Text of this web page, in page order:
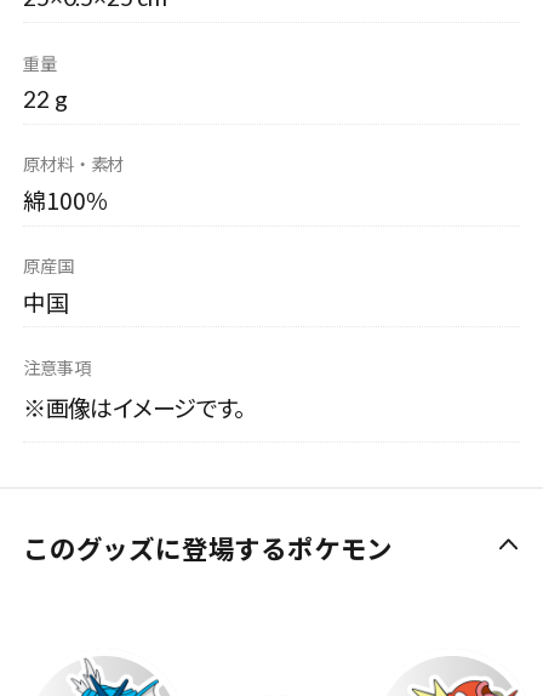
重量
22 g
原材料・素材
綿100％
原産国
中国
注意事項
※画像はイメージです。
このグッズに登場するポケモン